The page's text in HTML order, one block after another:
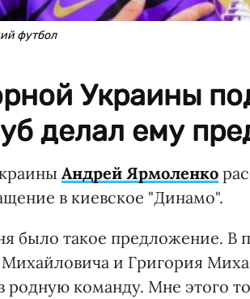
футбол
Украины
делал ему
Андрей Ярмоленко
в киевское "Динамо".
было такое предложение. В
и Григория
родную команду. Мне этого